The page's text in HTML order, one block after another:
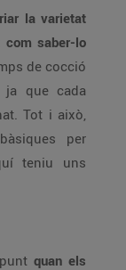
la varietat
com saber-lo
de cocció
ja que cada
Tot i això,
per
teniu uns
quan els